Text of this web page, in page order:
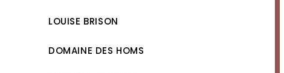
LOUISE BRISON
DOMAINE DES HOMS